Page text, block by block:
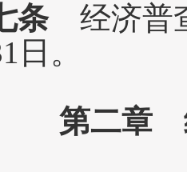
条经济普
日。
第二章